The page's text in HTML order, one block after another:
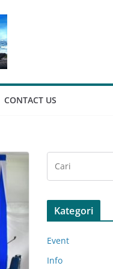
CONTACT US
Kategori
Event
Info